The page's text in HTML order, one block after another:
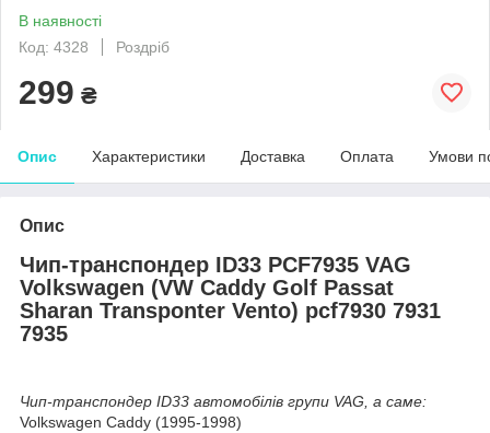
В наявності
Код: 4328
Роздріб
299 ₴
Опис Характеристики Доставка Оплата Умови
Опис
Чип-транспондер ID33 PCF7935 VAG
Volkswagen (VW Caddy Golf Passat
Sharan Transponter Vento) pcf7930 7931
7935
Чип-транспондер ID33 автомобілів групи VAG, а саме:
Volkswagen Caddy (1995-1998)